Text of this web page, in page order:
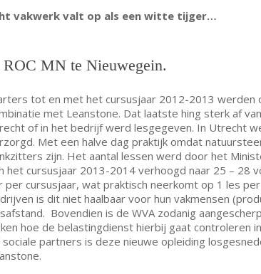
vakwerk valt op als een witte tijger…
ROC MN te Nieuwegein.
tot en met het cursusjaar 2012-2013 werden
met Leanstone. Dat laatste hing sterk af
of in het bedrijf werd lesgegeven. In Utrecht
Met een halve dag praktijk omdat
zijn. Het aantal lessen werd door het
het cursusjaar 2013-2014 verhoogd naar 25 – 28
per cursusjaar, wat praktisch neerkomt op 1 les
is dit niet haalbaar voor hun vakmensen
Bovendien is de WVA zodanig
hoe de belastingdienst hierbij gaat controleren
sociale partners is deze nieuwe opleiding